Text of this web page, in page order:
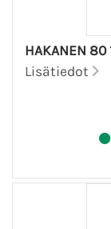
HAKANEN
Lisätiedot